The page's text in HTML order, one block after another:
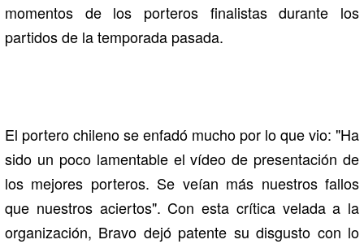
momentos de los porteros finalistas durante los
partidos de la temporada pasada.
El portero chileno se enfadó mucho por lo que vio: "Ha
sido un poco lamentable el vídeo de presentación de
los mejores porteros. Se veían más nuestros fallos
que nuestros aciertos". Con esta crítica velada a la
organización, Bravo dejó patente su disgusto con lo